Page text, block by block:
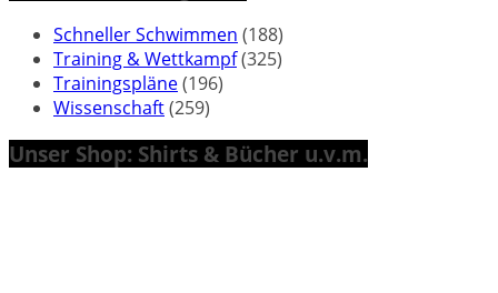
Schneller Schwimmen (188)
Training & Wettkampf(325)
Trainingspläne(196)
Wissenschaft(259)
Unser Shop: Shirts & Bücher u.v.m.